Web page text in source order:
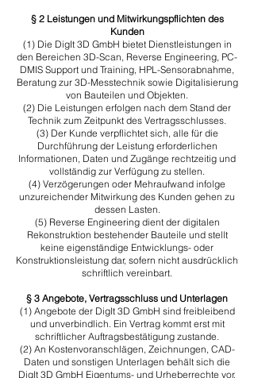
§ 2 Leistungen und Mitwirkungspflichten des
Kunden
​(1) Die DigIt 3D GmbH bietet Dienstleistungen in
den Bereichen 3D-Scan, Reverse Engineering, PC-
DMIS Support und Training, HPL-Sensorabnahme,
Beratung zur 3D-Messtechnik sowie Digitalisierung
von Bauteilen und Objekten.
​(2) Die Leistungen erfolgen nach dem Stand der
Technik zum Zeitpunkt des Vertragsschlusses.
​(3) Der Kunde verpflichtet sich, alle für die
Durchführung der Leistung erforderlichen
Informationen, Daten und Zugänge rechtzeitig und
vollständig zur Verfügung zu stellen.
​(4) Verzögerungen oder Mehraufwand infolge
unzureichender Mitwirkung des Kunden gehen zu
dessen Lasten.
(5) Reverse Engineering dient der digitalen
Rekonstruktion bestehender Bauteile und stellt
keine eigenständige Entwicklungs- oder
Konstruktionsleistung dar, sofern nicht ausdrücklich
schriftlich vereinbart.
§ 3 Angebote, Vertragsschluss und Unterlagen
​(1) Angebote der DigIt 3D GmbH sind freibleibend
und unverbindlich. Ein Vertrag kommt erst mit
schriftlicher Auftragsbestätigung zustande.
​(2) An Kostenvoranschlägen, Zeichnungen, CAD-
Daten und sonstigen Unterlagen behält sich die
DigIt 3D GmbH Eigentums- und Urheberrechte vor.